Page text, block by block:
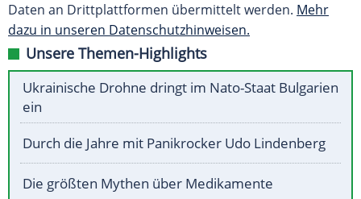
Daten an Drittplattformen übermittelt werden. Mehr
dazu in unseren Datenschutzhinweisen.
Unsere Themen-Highlights
Ukrainische Drohne dringt im Nato-Staat Bulgarien
ein
Durch die Jahre mit Panikrocker Udo Lindenberg
Die größten Mythen über Medikamente